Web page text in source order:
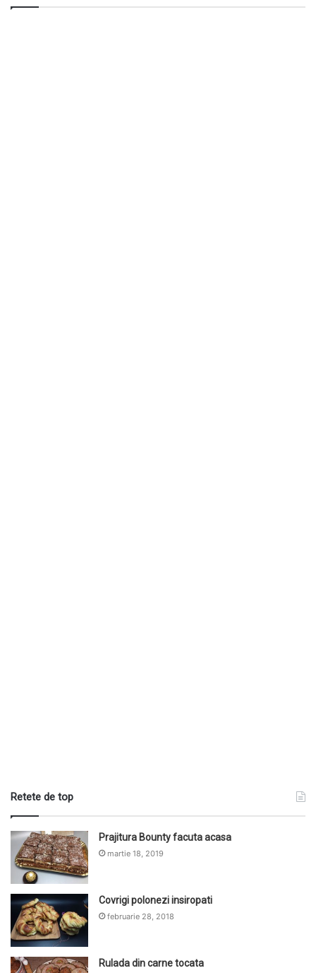
Retete de top
Prajitura Bounty facuta acasa
martie 18, 2019
Covrigi polonezi insiropati
februarie 28, 2018
Rulada din carne tocata